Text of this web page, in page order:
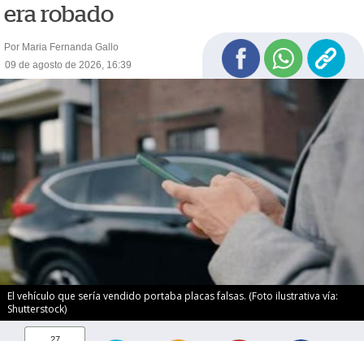
era robado
Por Maria Fernanda Gallo
09 de agosto de 2026, 16:39
El vehículo que sería vendido portaba placas falsas. (Foto ilustrativa vía:
Shutterstock)